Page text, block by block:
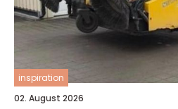
inspiration
02. August 2026